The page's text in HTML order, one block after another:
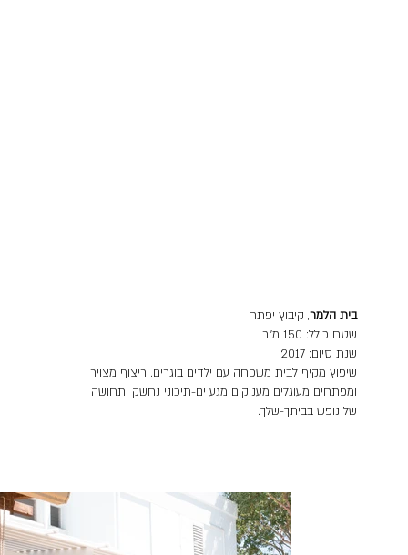
בית הלמר, קיבוץ יפתח
שטח כולל: 150 מ"ר
שנת סיום: 2017
שיפוץ מקיף לבית משפחה עם ילדים בוגרים. ריצוף מצויר
ומפתחים מעוגלים מעניקים מגע ים-תיכוני נחשק ותחושה
של נופש בביתך-שלך.